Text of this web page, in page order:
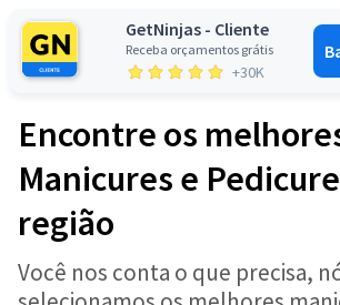
GetNinjas - Cliente
Receba orçamentos grátis
+30K
Encontre os
Manicures e
região
Você nos conta o que precisa,